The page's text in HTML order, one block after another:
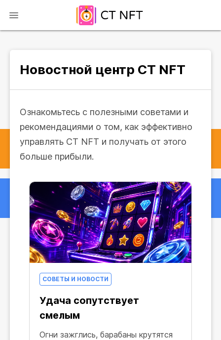
Новостной центр CT NFT
Ознакомьтесь с полезными советами и
рекомендациями о том, как эффективно
управлять CT NFT и получать от этого
больше прибыли.
СОВЕТЫ И НОВОСТИ
Удача сопутствует
смелым
Огни зажглись, барабаны крутятся